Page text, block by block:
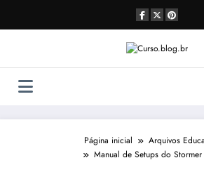
o
Página inicial
Arquivos
Manual de Setups do Stormer